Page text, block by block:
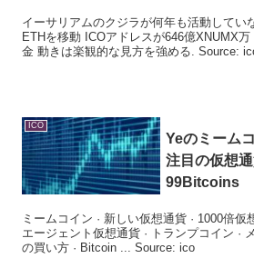
イーサリアムのクジラが何年も活動してい
ETHを移動 ICOアドレスが646億XNUMX
金 動きは楽観的な見方を強める. Source:
ICO
Yeのミーム
注目の仮想
99Bitcoins
ミームコイン · 新しい仮想通貨 · 1000倍仮
エージェント仮想通貨 · トランプコイン ·
の買い方 · Bitcoin ... Source: ico